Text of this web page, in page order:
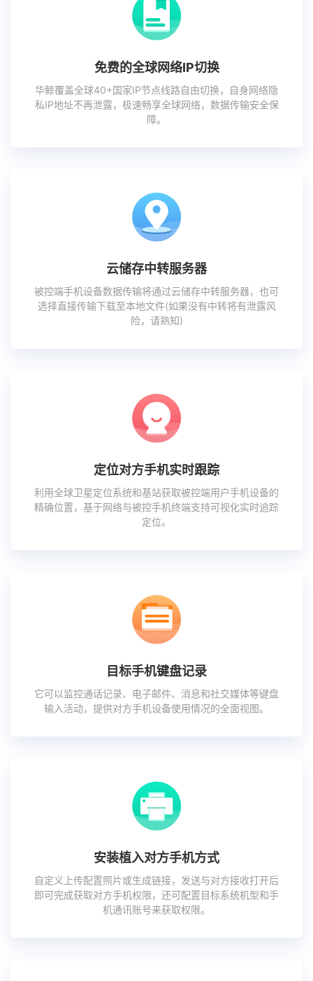
免费的全球网络IP切换
华鲸覆盖全球40+国家IP节点线路自由切换，自身网络隐
私IP地址不再泄露，极速畅享全球网络，数据传输安全保
障。
云储存中转服务器
被控端手机设备数据传输将通过云储存中转服务器，也可
选择直接传输下载至本地文件(如果没有中转将有泄露风
险，请熟知)
定位对方手机实时跟踪
利用全球卫星定位系统和基站获取被控端用户手机设备的
精确位置，基于网络与被控手机终端支持可视化实时追踪
定位。
目标手机键盘记录
它可以监控通话记录、电子邮件、消息和社交媒体等键盘
输入活动，提供对方手机设备使用情况的全面视图。
安装植入对方手机方式
自定义上传配置照片或生成链接，发送与对方接收打开后
即可完成获取对方手机权限，还可配置目标系统机型和手
机通讯账号来获取权限。